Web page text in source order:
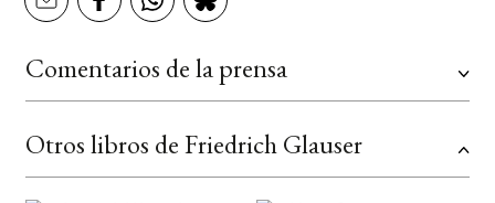
Comentarios de la prensa
Otros libros de Friedrich Glauser